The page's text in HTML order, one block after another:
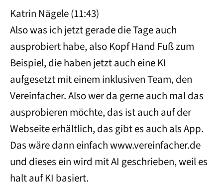
Katrin Nägele (11:43)
Also was ich jetzt gerade die Tage auch
ausprobiert habe, also Kopf Hand Fuß zum
Beispiel, die haben jetzt auch eine KI
aufgesetzt mit einem inklusiven Team, den
Vereinfacher. Also wer da gerne auch mal das
ausprobieren möchte, das ist auch auf der
Webseite erhältlich, das gibt es auch als App.
Das wäre dann einfach www.vereinfacher.de
und dieses ein wird mit AI geschrieben, weil es
halt auf KI basiert.